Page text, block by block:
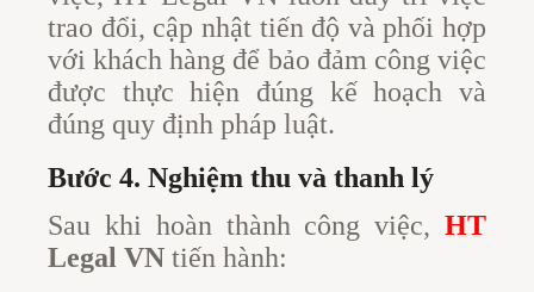
trao đổi, cập nhật tiến độ và phối hợp
với khách hàng để bảo đảm công việc
được thực hiện đúng kế hoạch và
đúng quy định pháp luật.
Bước 4. Nghiệm thu và thanh lý
Sau khi hoàn thành công việc, HT
Legal VN tiến hành: